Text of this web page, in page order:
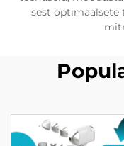
sest optimaalsete